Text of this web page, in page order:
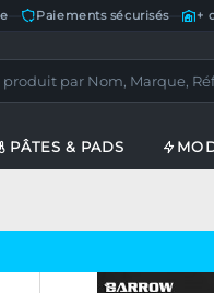
Paiements sécurisés— +
PÂTES & PADS